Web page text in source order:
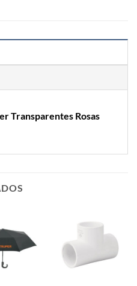
Transparentes Rosas